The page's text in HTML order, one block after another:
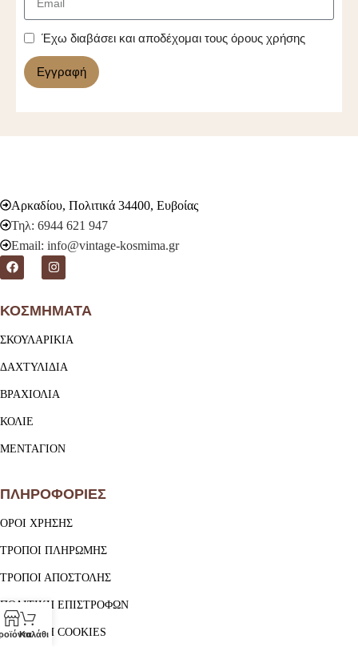
Έχω διαβάσει και αποδέχομαι τους όρους χρήσης
Εγγραφή
Αρκαδίου, Πολιτικά 34400, Ευβοίας
Τηλ: 6944 621 947
Email: info@vintage-kosmima.gr
ΚΟΣΜΗΜΑΤΑ
ΣΚΟΥΛΑΡΙΚΙΑ
ΔΑΧΤΥΛΙΔΙΑ
ΒΡΑΧΙΟΛΙΑ
ΚΟΛΙΕ
ΜΕΝΤΑΓΙΟΝ
ΠΛΗΡΟΦΟΡΙΕΣ
ΟΡΟΙ ΧΡΗΣΗΣ
ΤΡΟΠΟΙ ΠΛΗΡΩΜΗΣ
ΤΡΟΠΟΙ ΑΠΟΣΤΟΛΗΣ
ΠΟΛΙΤΙΚΗ ΕΠΙΣΤΡΟΦΩΝ
ΠΟΛΙΤΙΚΗ COOKIES
Καλάθι